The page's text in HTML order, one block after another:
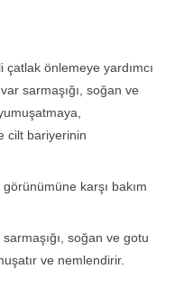
önlemeye yardımcı
sarmaşığı, soğan ve
cilt bariyerinin
karşı bakım
soğan ve gotu
ve nemlendirir.